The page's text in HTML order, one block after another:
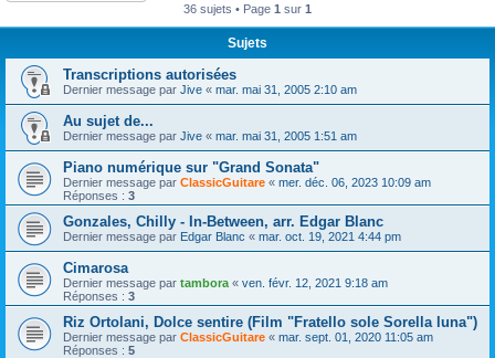
36 sujets • Page 1 sur 1
Sujets
Transcriptions autorisées
Dernier message par Jive « mar. mai 31, 2005 2:10 am
Au sujet de...
Dernier message par Jive « mar. mai 31, 2005 1:51 am
Piano numérique sur "Grand Sonata"
Dernier message par ClassicGuitare « mer. déc. 06, 2023 10:09 am
Réponses : 3
Gonzales, Chilly - In-Between, arr. Edgar Blanc
Dernier message par Edgar Blanc « mar. oct. 19, 2021 4:44 pm
Cimarosa
Dernier message par tambora « ven. févr. 12, 2021 9:18 am
Réponses : 3
Riz Ortolani, Dolce sentire (Film "Fratello sole Sorella luna")
Dernier message par ClassicGuitare « mar. sept. 01, 2020 11:05 am
Réponses : 5